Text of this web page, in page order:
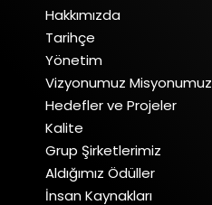
Hakkımızda
Tarihçe
Yönetim
Vizyonumuz Misyonumuz
Hedefler ve Projeler
Kalite
Grup Şirketlerimiz
Aldığımız Ödüller
İnsan Kaynakları